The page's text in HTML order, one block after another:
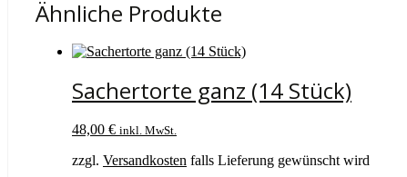
Ähnliche Produkte
Sachertorte ganz (14 Stück)
48,00 € inkl. MwSt.
zzgl. Versandkosten falls Lieferung gewünscht wird